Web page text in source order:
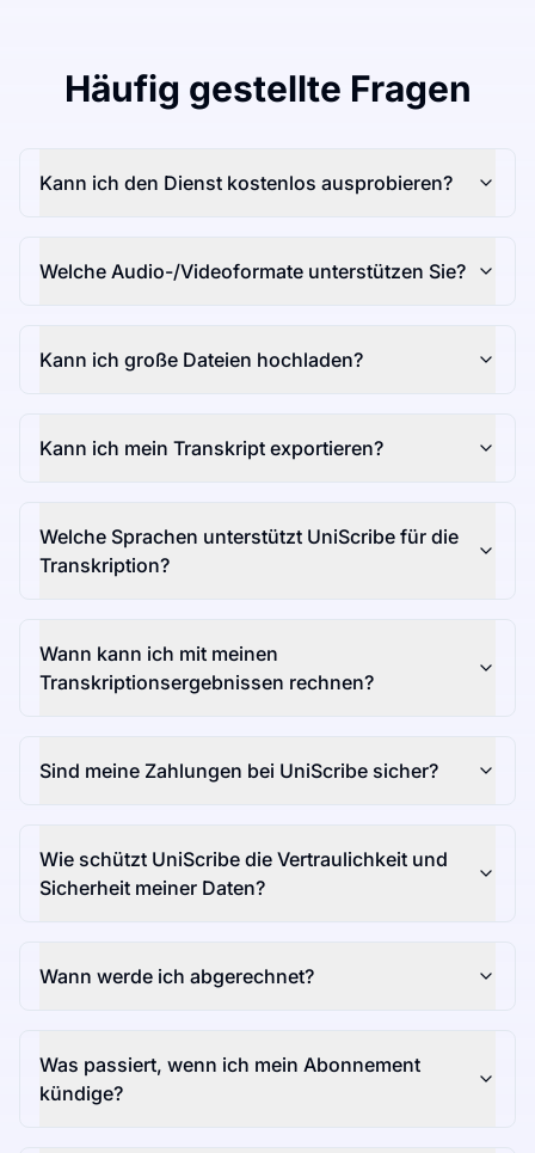
Häufig gestellte Fragen
Kann ich den Dienst kostenlos ausprobieren?
Welche Audio-/Videoformate unterstützen Sie?
Kann ich große Dateien hochladen?
Kann ich mein Transkript exportieren?
Welche Sprachen unterstützt UniScribe für die
Transkription?
Wann kann ich mit meinen
Transkriptionsergebnissen rechnen?
Sind meine Zahlungen bei UniScribe sicher?
Wie schützt UniScribe die Vertraulichkeit und
Sicherheit meiner Daten?
Wann werde ich abgerechnet?
Was passiert, wenn ich mein Abonnement
kündige?